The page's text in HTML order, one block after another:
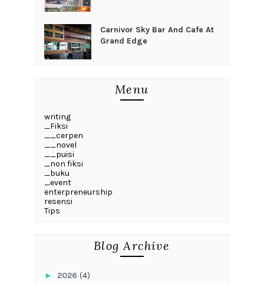
Carnivor Sky Bar And Cafe At
Grand Edge
Menu
writing
_Fiksi
__cerpen
__novel
__puisi
_non fiksi
_buku
_event
enterpreneurship
resensi
Tips
Blog Archive
► 2026 (4)